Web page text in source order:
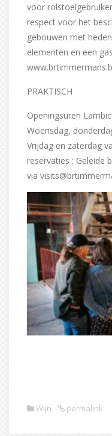
voor
respect voor het
gebouwen met
elementen en een
PRAKTISCH
Openingsuren
Woensdag,
Vrijdag en zaterdag
reservaties : Geleide
via
Wijn permalink